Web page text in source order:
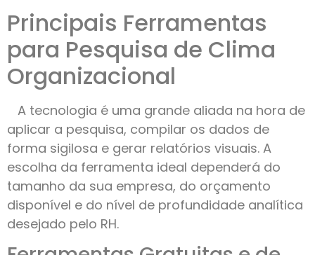
Principais Ferramentas
para Pesquisa de Clima
Organizacional
A tecnologia é uma grande aliada na hora de
aplicar a pesquisa, compilar os dados de
forma sigilosa e gerar relatórios visuais. A
escolha da ferramenta ideal dependerá do
tamanho da sua empresa, do orçamento
disponível e do nível de profundidade analítica
desejado pelo RH.